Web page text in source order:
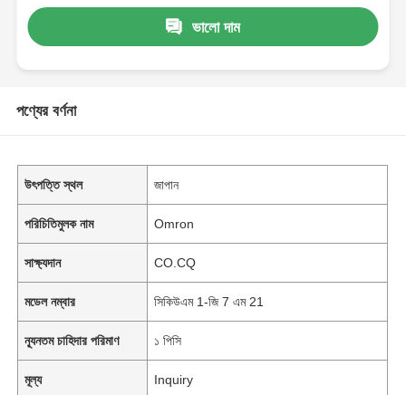
ভালো দাম
পণ্যের বর্ণনা
উৎপত্তি স্থল জাপান
পরিচিতিমুলক নাম Omron
সাক্ষ্যদান CO.CQ
মডেল নম্বার সিকিউএম 1-জি 7 এম 21
ন্যূনতম চাহিদার পরিমাণ ১ পিসি
মূল্য Inquiry